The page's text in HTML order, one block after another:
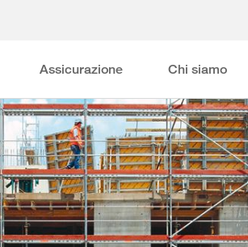
Assicurazione Chi siamo